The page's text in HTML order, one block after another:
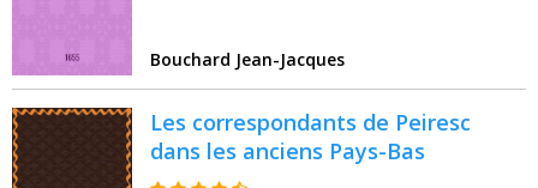
Bouchard Jean-Jacques
Les correspondants de Peiresc
dans les anciens Pays-Bas